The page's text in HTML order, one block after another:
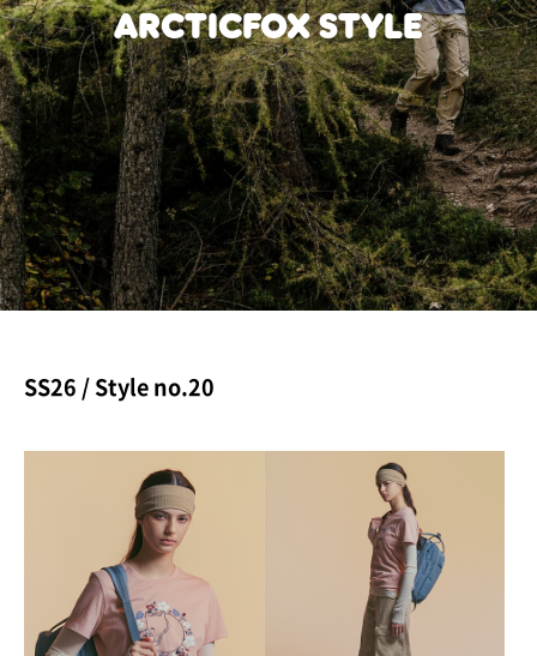
ABOUT US
고객센터
회사소개
매장찾기
회원가입
하의
액세서리
등산화
아울렛
로그인
경량트레킹
고어텍스
베르그타겐
매장찾기
라이프스타일 자켓
다운 & 패딩 자켓
베스트
매장찾기
반바지 & 스커트
보온 바지
매장찾기
회원가입
로그인
스웨터
베이스레이어
매장찾기
회원가입
로그인
기타
매장찾기
회원가입
로그인
매장찾기
회원가입
로그인
하의
액세서리
등산화
아울렛
로그인
고어텍스
베르그타겐
매장찾기
회원가입
로그인
라이프스타일 자켓
다운 & 패딩 자켓
베스트
매장찾기
반바지
보온 바지
매장찾기
회원가입
로그인
스웨터
베이스레이어
매장찾기
회원가입
로그인
기타
매장찾기
회원가입
로그인
매장찾기
회원가입
로그인
매장찾기
회원가입
로그인
회원가입
로그인
여행 액세서리
데이팩
힙팩 & 크로스백
매장찾기
회원가입
로그인
회원가입
로그인
제품관리
매장찾기
회원가입
로그인
매장찾기
회원가입
로그인
FAQ
A/S 안내
C/S 안내
매장찾기
ARCTICFOX STYLE
SS26 / Style no.20